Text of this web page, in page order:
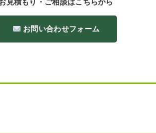
見積もり・ご相談はこちらから
お問い合わせフォーム